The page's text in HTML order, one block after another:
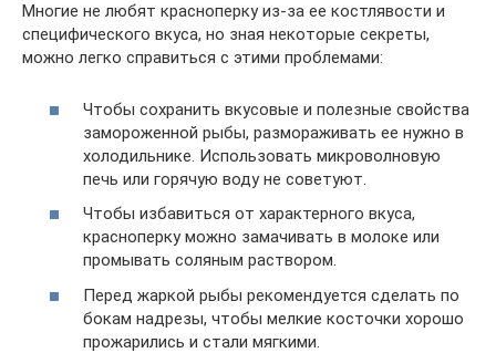
Многие не любят красноперку из-за ее костлявости и
специфического вкуса, но зная некоторые секреты,
можно легко справиться с этими проблемами:
Чтобы сохранить вкусовые и полезные свойства
замороженной рыбы, размораживать ее нужно в
холодильнике. Использовать микроволновую
печь или горячую воду не советуют.
Чтобы избавиться от характерного вкуса,
красноперку можно замачивать в молоке или
промывать соляным раствором.
Перед жаркой рыбы рекомендуется сделать по
бокам надрезы, чтобы мелкие косточки хорошо
прожарились и стали мягкими.